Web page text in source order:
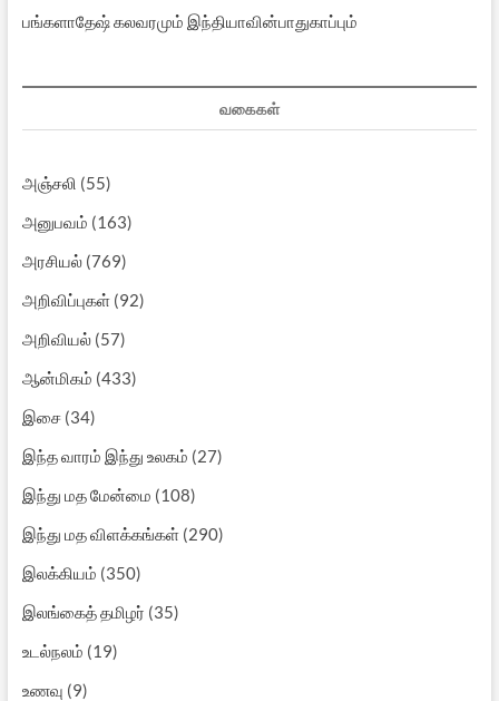
பங்களாதேஷ் கலவரமும் இந்தியாவின்பாதுகாப்பும்
வகைகள்
அஞ்சலி (55)
அனுபவம் (163)
அரசியல்(769)
அறிவிப்புகள்(92)
அறிவியல்(57)
ஆன்மிகம் (433)
இசை(34)
இந்த வாரம் இந்து உலகம் (27)
இந்து மத மேன்மை (108)
இந்து மத விளக்கங்கள்(290)
இலக்கியம் (350)
இலங்கைத் தமிழர் (35)
உடல்நலம் (19)
உணவு (9)